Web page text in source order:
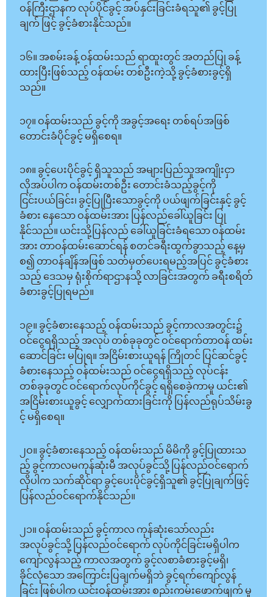
ဝန်ကြီးဌာနက လုပ်ပိုင်ခွင့် အပ်နှင်းခြင်းခံရသူ၏ ခွင့်ပြု
ချက် ဖြင့် ခွင့်ခံစားနိုင်သည်။
၁၆။ အစမ်းခန့် ဝန်ထမ်းသည် ရာထူးတွင် အတည်ပြု ခန့်
ထားပြီးဖြစ်သည့် ဝန်ထမ်း တစ်ဦးကဲ့သို့ ခွင့်ခံစားခွင့်ရှိ
သည်။
၁၇။ ဝန်ထမ်းသည် ခွင့်ကို အခွင့်အရေး တစ်ရပ်အဖြစ်
တောင်းခံပိုင်ခွင့် မရှိစေရ။
၁၈။ ခွင့်ပေးပိုင်ခွင့် ရှိသူသည် အများပြည်သူအကျိုးငှာ
လိုအပ်ပါက ဝန်ထမ်းတစ်ဦး တောင်းခံသည့်ခွင့်ကို
ငြင်းပယ်ခြင်း၊ ခွင့်ပြုပြီးသောခွင့်ကို ပယ်ဖျက်ခြင်းနှင့် ခွင့်
ခံစား နေသော ဝန်ထမ်းအား ပြန်လည်ခေါ်ယူခြင်း ပြု
နိုင်သည်။ ယင်းသို့ပြန်လည် ခေါ်ယူခြင်းခံရသော ဝန်ထမ်း
အား တာဝန်ထမ်းဆောင်ရန် စတင်ခရီးထွက်ခွာသည့် နေ့မှ
စ၍ တာဝန်ချိန်အဖြစ် သတ်မှတ်ပေးရမည့်အပြင် ခွင့်ခံစား
သည့် ဒေသမှ ရုံးစိုက်ရာဌာနသို့ လာခြင်းအတွက် ခရီးစရိတ်
ခံစားခွင့်ပြုရမည်။
၁၉။ ခွင့်ခံစားနေသည့် ဝန်ထမ်းသည် ခွင့်ကာလအတွင်း၌
ဝင်ငွေရရှိသည့် အလုပ် တစ်ခုခုတွင် ဝင်ရောက်တာဝန် ထမ်း
ဆောင်ခြင်း မပြုရ။ အငြိမ်းစားယူရန် ကြိုတင် ပြင်ဆင်ခွင့်
ခံစားနေသည့် ဝန်ထမ်းသည် ဝင်ငွေရရှိသည့် လုပ်ငန်း
တစ်ခုခုတွင် ဝင်ရောက်လုပ်ကိုင်ခွင့် ရရှိစေခဲ့ကာမူ ယင်း၏
အငြိမ်းစားယူခွင့် လျှောက်ထားခြင်းကို ပြန်လည်ရုပ်သိမ်းခွ
င့် မရှိစေရ။
၂ဝ။ ခွင့်ခံစားနေသည့် ဝန်ထမ်းသည် မိမိကို ခွင့်ပြုထားသ
ည့် ခွင့်ကာလမကုန်ဆုံးမီ အလုပ်ခွင်သို့ ပြန်လည်ဝင်ရောက်
လိုပါက သက်ဆိုင်ရာ ခွင့်ပေးပိုင်ခွင့်ရှိသူ၏ ခွင့်ပြုချက်ဖြင့်
ပြန်လည်ဝင်ရောက်နိုင်သည်။
၂၁။ ဝန်ထမ်းသည် ခွင့်ကာလ ကုန်ဆုံးသော်လည်း
အလုပ်ခွင်သို့ ပြန်လည်ဝင်ရောက် လုပ်ကိုင်ခြင်းမရှိပါက
ကျော်လွန်သည့် ကာလအတွက် ခွင့်လစာခံစားခွင့်မရှိ၊
ခိုင်လုံသော အကြောင်းပြချက်မရှိဘဲ ခွင့်ရက်ကျော်လွန်
ခြင်း ဖြစ်ပါက ယင်းဝန်ထမ်းအား စည်းကမ်းဖောက်ဖျက် မှု